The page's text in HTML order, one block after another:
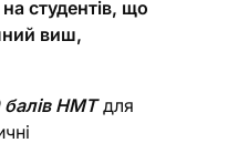
на студентів, що
виш,
балів НМТдля